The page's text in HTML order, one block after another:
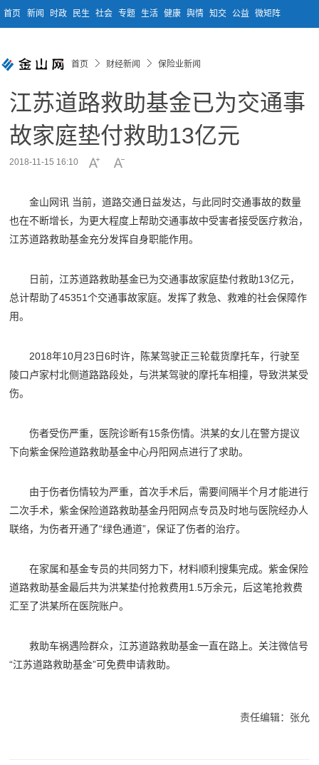
首页 新闻 时政 民生 社会 专题 生活 健康 舆情 知交 公益 微矩阵
首页 财经新闻 保险业新闻
江苏道路救助基金已为交通事
故家庭垫付救助13亿元
2018-11-15 16:10
金山网讯 当前，道路交通日益发达，与此同时交通事故的数量
也在不断增长，为更大程度上帮助交通事故中受害者接受医疗救治，
江苏道路救助基金充分发挥自身职能作用。
日前，江苏道路救助基金已为交通事故家庭垫付救助13亿元，
总计帮助了45351个交通事故家庭。发挥了救急、救难的社会保障作
用。
2018年10月23日6时许，陈某驾驶正三轮载货摩托车，行驶至
陵口卢家村北侧道路路段处，与洪某驾驶的摩托车相撞，导致洪某受
伤。
伤者受伤严重，医院诊断有15条伤情。洪某的女儿在警方提议
下向紫金保险道路救助基金中心丹阳网点进行了求助。
由于伤者伤情较为严重，首次手术后，需要间隔半个月才能进行
二次手术，紫金保险道路救助基金丹阳网点专员及时地与医院经办人
联络，为伤者开通了“绿色通道”，保证了伤者的治疗。
在家属和基金专员的共同努力下，材料顺利搜集完成。紫金保险
道路救助基金最后共为洪某垫付抢救费用1.5万余元，后这笔抢救费
汇至了洪某所在医院账户。
救助车祸遇险群众，江苏道路救助基金一直在路上。关注微信号
“江苏道路救助基金”可免费申请救助。
责任编辑：张允